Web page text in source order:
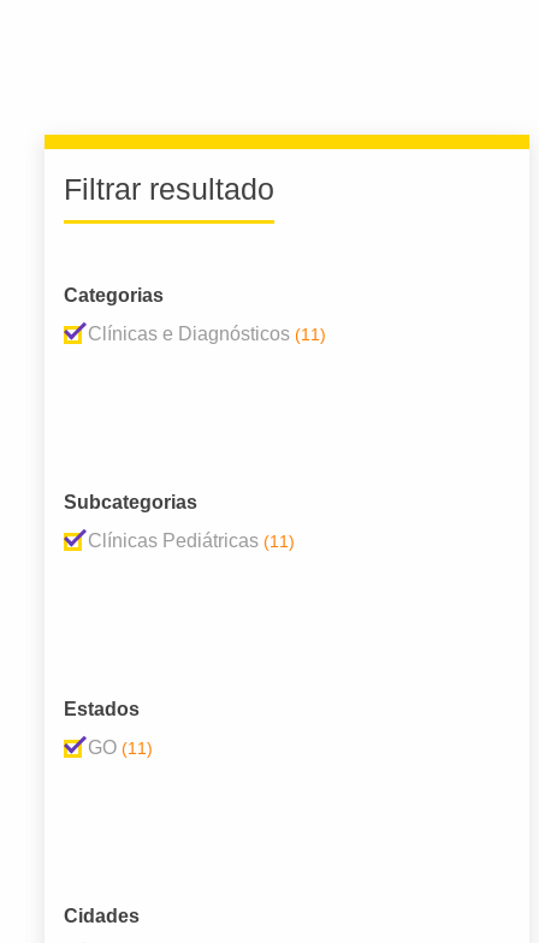
Filtrar resultado
Categorias
Clínicas e Diagnósticos (11)
Subcategorias
Clínicas Pediátricas (11)
Estados
GO (11)
Cidades